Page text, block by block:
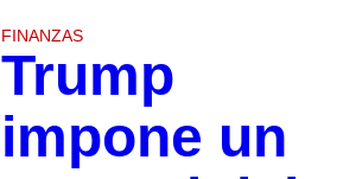
FINANZAS
Trump
impone un